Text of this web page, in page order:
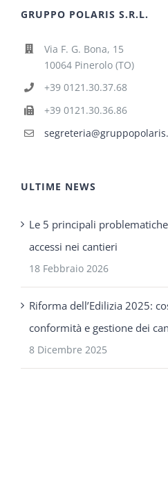
GRUPPO POLARIS S.R.L.
Via F. G. Bona, 15
10064 Pinerolo (TO)
+39 0121.30.37.68
+39 0121.30.36.86
ULTIME NEWS
Le 5 principali
accessi nei cantieri
18 Febbraio 2026
Riforma dell’Edilizia 2025:
conformità e gestione dei
8 Dicembre 2025